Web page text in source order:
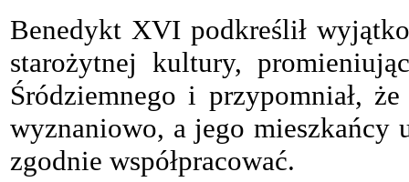
Benedykt XVI podkreślił
starożytnej kultury,
Śródziemnego i przypomniał,
wyznaniowo, a jego mieszkańcy
zgodnie współpracować.